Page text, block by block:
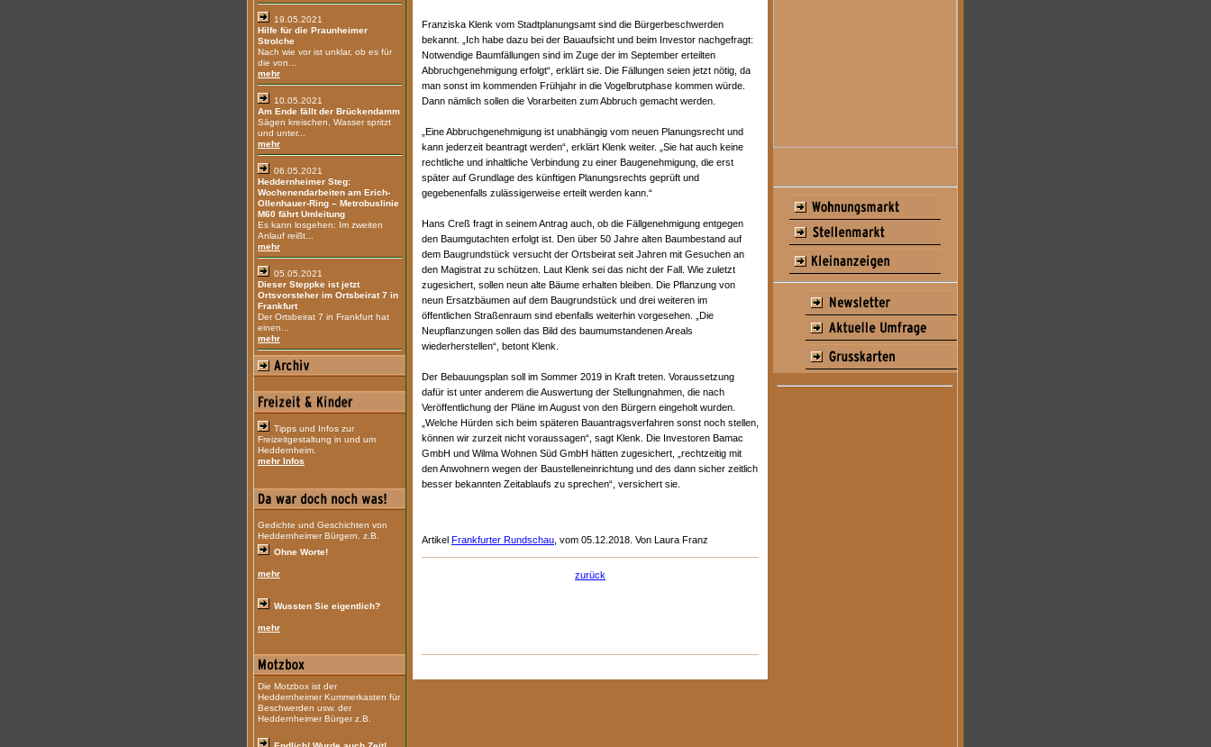
19.05.2021
Hilfe für die Praunheimer
Strolche
Nach wie vor ist unklar, ob es für
die von...
mehr
10.05.2021
Am Ende fällt der Brückendamm
Sägen kreischen, Wasser spritzt
und unter...
mehr
06.05.2021
Heddernheimer Steg:
Wochenendarbeiten am Erich-
Ollenhauer-Ring – Metrobuslinie
M60 fährt Umleitung
Es kann losgehen: Im zweiten
Anlauf reißt...
mehr
05.05.2021
Dieser Steppke ist jetzt
Ortsvorsteher im Ortsbeirat 7 in
Frankfurt
Der Ortsbeirat 7 in Frankfurt hat
einen...
mehr
Tipps und Infos zur
Freizeitgestaltung in und um
Heddernheim.
mehr Infos
Gedichte und Geschichten von
Heddernheimer Bürgern. z.B.
Ohne Worte!
mehr
Wussten Sie eigentlich?
mehr
Die Motzbox ist der
Heddernheimer Kummerkasten für
Beschwerden usw. der
Heddernheimer Bürger z.B.
Franziska Klenk vom Stadtplanungsamt sind die Bürgerbeschwerden
bekannt. „Ich habe dazu bei der Bauaufsicht und beim Investor nachgefragt:
Notwendige Baumfällungen sind im Zuge der im September erteilten
Abbruchgenehmigung erfolgt“, erklärt sie. Die Fällungen seien jetzt nötig, da
man sonst im kommenden Frühjahr in die Vogelbrutphase kommen würde.
Dann nämlich sollen die Vorarbeiten zum Abbruch gemacht werden.
„Eine Abbruchgenehmigung ist unabhängig vom neuen Planungsrecht und
kann jederzeit beantragt werden“, erklärt Klenk weiter. „Sie hat auch keine
rechtliche und inhaltliche Verbindung zu einer Baugenehmigung, die erst
später auf Grundlage des künftigen Planungsrechts geprüft und
gegebenenfalls zulässigerweise erteilt werden kann.“
Hans Creß fragt in seinem Antrag auch, ob die Fällgenehmigung entgegen
den Baumgutachten erfolgt ist. Den über 50 Jahre alten Baumbestand auf
dem Baugrundstück versucht der Ortsbeirat seit Jahren mit Gesuchen an
den Magistrat zu schützen. Laut Klenk sei das nicht der Fall. Wie zuletzt
zugesichert, sollen neun alte Bäume erhalten bleiben. Die Pflanzung von
neun Ersatzbäumen auf dem Baugrundstück und drei weiteren im
öffentlichen Straßenraum sind ebenfalls weiterhin vorgesehen. „Die
Neupflanzungen sollen das Bild des baumumstandenen Areals
wiederherstellen“, betont Klenk.
Der Bebauungsplan soll im Sommer 2019 in Kraft treten. Voraussetzung
dafür ist unter anderem die Auswertung der Stellungnahmen, die nach
Veröffentlichung der Pläne im August von den Bürgern eingeholt wurden.
„Welche Hürden sich beim späteren Bauantragsverfahren sonst noch stellen,
können wir zurzeit nicht voraussagen“, sagt Klenk. Die Investoren Bamac
GmbH und Wilma Wohnen Süd GmbH hätten zugesichert, „rechtzeitig mit
den Anwohnern wegen der Baustelleneinrichtung und des dann sicher zeitlich
besser bekannten Zeitablaufs zu sprechen“, versichert sie.
Artikel Frankfurter Rundschau , vom 05.12.2018. Von Laura Franz
zurück